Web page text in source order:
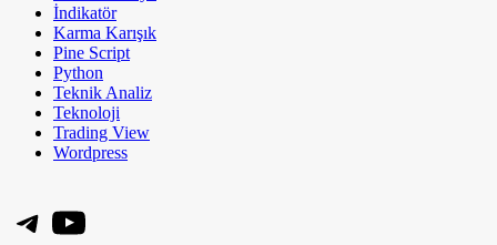
İndikatör
Karma Karışık
Pine Script
Python
Teknik Analiz
Teknoloji
Trading View
Wordpress
Telegram
YouTube